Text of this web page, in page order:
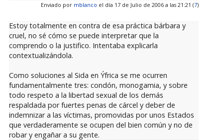
Enviado por mblanco el día 17 de Julio de 2006 a las 21:21 (7)
Estoy totalmente en contra de esa práctica bárbara y
cruel, no sé cómo se puede interpretar que la
comprendo o la justifico. Intentaba explicarla
contextualizándola.
Como soluciones al Sida en Ýfrica se me ocurren
fundamentalmente tres: condón, monogamia, y sobre
todo respeto a la libertad sexual de los demás
respaldada por fuertes penas de cárcel y deber de
indemnizar a las víctimas, promovidas por unos Estados
que verdaderamente se ocupen del bien común y no de
robar y engañar a su gente.